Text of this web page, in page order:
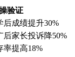
验证
后成绩提升30%
后家长投诉降50%
率提高18%